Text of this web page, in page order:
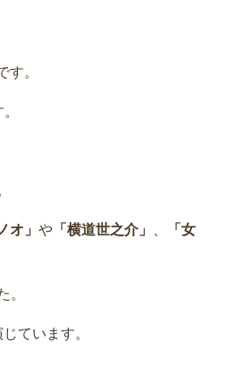
す。
オ」 や 「横道世之介」
「女
。
ています。